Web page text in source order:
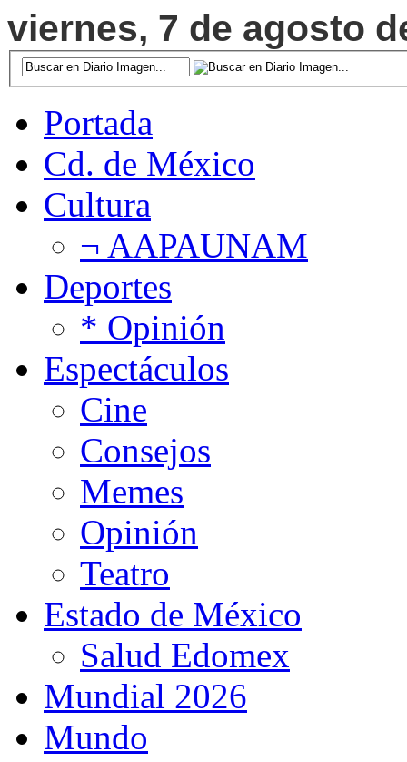
viernes, 7 de agosto
Portada
Cd. de México
Cultura
¬ AAPAUNAM
Deportes
* Opinión
Espectáculos
Cine
Consejos
Memes
Opinión
Teatro
Estado de México
Salud Edomex
Mundial 2026
Mundo